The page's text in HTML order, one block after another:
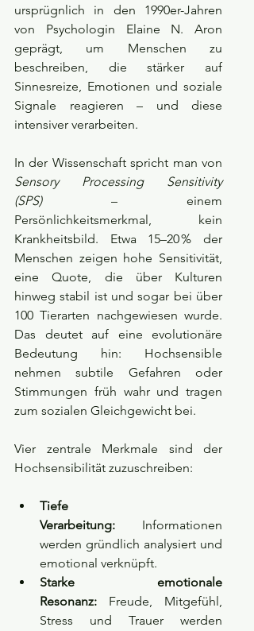
ursprügnlich in den 1990er-Jahren
von Psychologin Elaine N. Aron
geprägt, um Menschen zu
beschreiben, die stärker auf
Sinnesreize, Emotionen und soziale
Signale reagieren – und diese
intensiver verarbeiten.
Sensory Processing Sensitivity
(SPS) – einem
Persönlichkeitsmerkmal, kein
Krankheitsbild. Etwa 15–20 % der
Menschen zeigen hohe Sensitivität,
eine Quote, die über Kulturen
hinweg stabil ist und sogar bei über
100 Tierarten nachgewiesen wurde.
Das deutet auf eine evolutionäre
Bedeutung hin: Hochsensible
nehmen subtile Gefahren oder
Stimmungen früh wahr und tragen
zum sozialen Gleichgewicht bei.
Vier zentrale Merkmale sind der
Hochsensibilität zuzuschreiben:
Tiefe
Verarbeitung: Informationen
werden gründlich analysiert und
emotional verknüpft.
Starke emotionale
Resonanz: Freude, Mitgefühl,
Stress und Trauer werden